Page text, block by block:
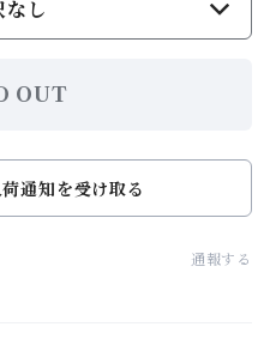
なし
OUT
通知を受け取る
通報する